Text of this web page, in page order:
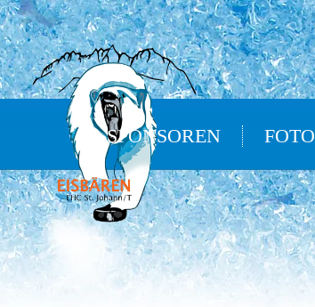
SPONSOREN FOTO